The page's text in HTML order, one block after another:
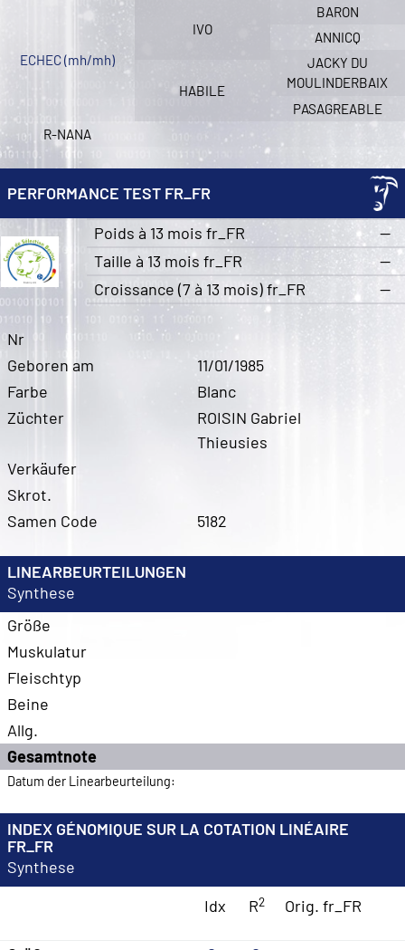
ECHEC (mh/mh)
IVO
HABILE
BARON
ANNICQ
JACKY DU
MOULINDERBAIX
PASAGREABLE
R-NANA
PERFORMANCE TEST FR_FR
Poids à 13 mois fr_FR
—
Taille à 13 mois fr_FR
—
Croissance (7 à 13 mois) fr_FR
—
Nr
Geboren am
11/01/1985
Farbe
Blanc
Züchter
ROISIN Gabriel
Thieusies
Verkäufer
Skrot.
Samen Code
5182
LINEARBEURTEILUNGEN
Synthese
Größe
Muskulatur
Fleischtyp
Beine
Allg.
Gesamtnote
Datum der Linearbeurteilung:
INDEX GÉNOMIQUE SUR LA COTATION LINÉAIRE
FR_FR
Synthese
Idx
R2 Orig. fr_FR